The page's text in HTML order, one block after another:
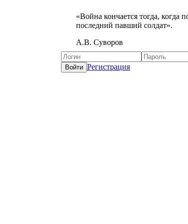
«Война кончается тогда, когда
последний павший солдат».
А.В. Суворов
Регистрация